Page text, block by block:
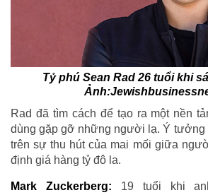
Tỷ phú Sean Rad 26 tuổi khi
Rad đã tìm cách để tạo ra một nền
dùng gặp gỡ những người lạ. Ý tưởng
trên sự thu hút của mai mối giữa
định giá hàng tỷ đô la.
Mark Zuckerberg: 19 tuổi khi